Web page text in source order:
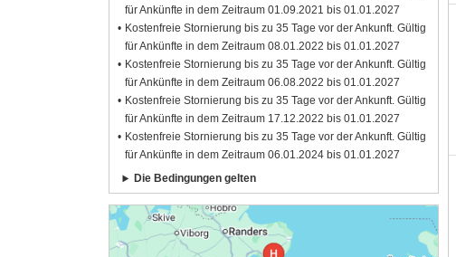
für Ankünfte in dem Zeitraum 01.09.2021 bis 01.01.2027
Kostenfreie Stornierung bis zu 35 Tage vor der Ankunft. Gültig
für Ankünfte in dem Zeitraum 08.01.2022 bis 01.01.2027
Kostenfreie Stornierung bis zu 35 Tage vor der Ankunft. Gültig
für Ankünfte in dem Zeitraum 06.08.2022 bis 01.01.2027
Kostenfreie Stornierung bis zu 35 Tage vor der Ankunft. Gültig
für Ankünfte in dem Zeitraum 17.12.2022 bis 01.01.2027
Kostenfreie Stornierung bis zu 35 Tage vor der Ankunft. Gültig
für Ankünfte in dem Zeitraum 06.01.2024 bis 01.01.2027
Die Bedingungen gelten